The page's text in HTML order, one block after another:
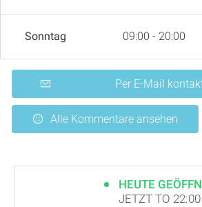
Sonntag 09:00 - 20:00
Per E-Mail
Alle Kommentare ansehen
HEUTE
JETZT TO 22:00